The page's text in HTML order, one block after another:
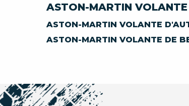
ASTON-MARTIN
ASTON-MARTIN VOLANTE
ASTON-MARTIN VOLANTE DE